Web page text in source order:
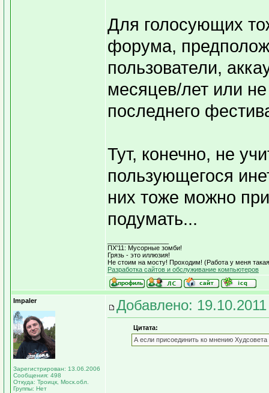
Для голосующих
форума,
пользователи,
месяцев/лет или
последнего
Тут, конечно, не
пользующегося
них тоже можно
подумать...
ПХ'11: Мусорные зомби!
Грязь - это иллюзия!
Не стоим на мосту! Проходим! (Работа у меня
Разработка сайтов и обслуживание компьютеров
Impaler
Зарегистрирован: 13.06.2006
Сообщения: 498
Откуда: Троицк, Моск.обл.
Группы: Нет
Добавлено:
Цитата:
А если присоединить ко мнению Худсовета